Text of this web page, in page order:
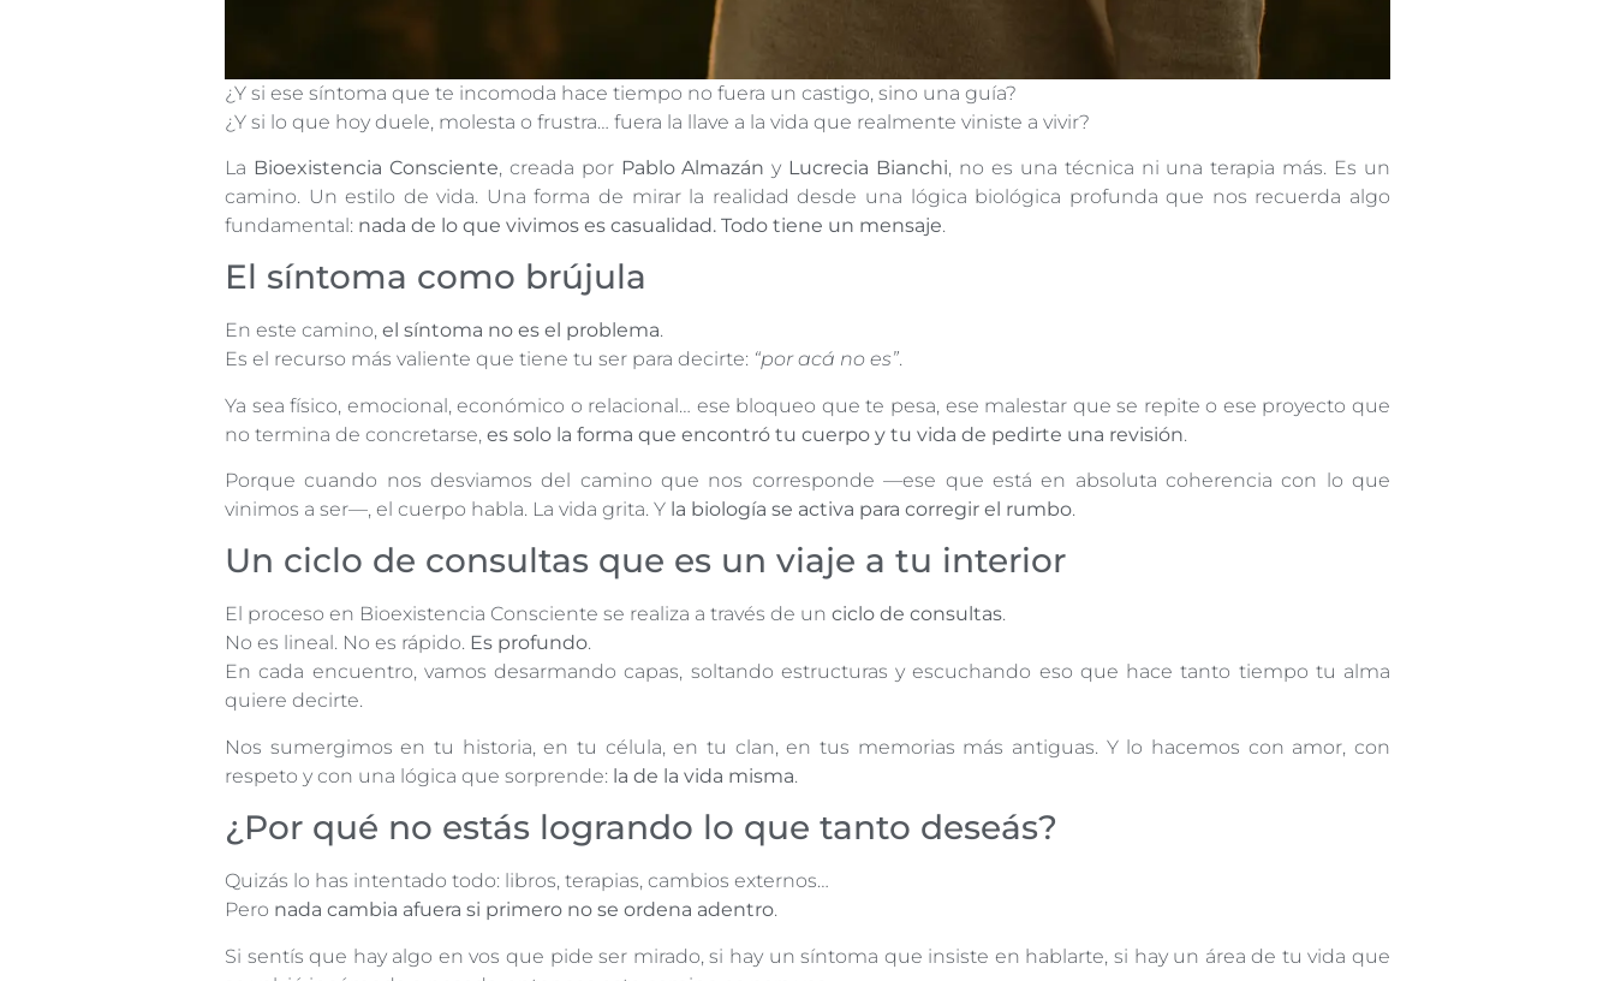
¿Y si ese síntoma que te incomoda hace tiempo no fuera un castigo, sino una guía?
¿Y si lo que hoy duele, molesta o frustra… fuera la llave a la vida que realmente viniste a vivir?
La Bioexistencia Consciente, creada por Pablo Almazán y Lucrecia Bianchi, no es una técnica ni una terapia más. Es un
camino. Un estilo de vida. Una forma de mirar la realidad desde una lógica biológica profunda que nos recuerda algo
fundamental: nada de lo que vivimos es casualidad. Todo tiene un mensaje.
El síntoma como brújula
En este camino, el síntoma no es el problema.
Es el recurso más valiente que tiene tu ser para decirte: “por acá no es”.
Ya sea físico, emocional, económico o relacional… ese bloqueo que te pesa, ese malestar que se repite o ese proyecto que
no termina de concretarse, es solo la forma que encontró tu cuerpo y tu vida de pedirte una revisión.
Porque cuando nos desviamos del camino que nos corresponde —ese que está en absoluta coherencia con lo que
vinimos a ser—, el cuerpo habla. La vida grita. Y la biología se activa para corregir el rumbo.
Un ciclo de consultas que es un viaje a tu interior
El proceso en Bioexistencia Consciente se realiza a través de un ciclo de consultas.
No es lineal. No es rápido. Es profundo.
En cada encuentro, vamos desarmando capas, soltando estructuras y escuchando eso que hace tanto tiempo tu alma
quiere decirte.
Nos sumergimos en tu historia, en tu célula, en tu clan, en tus memorias más antiguas. Y lo hacemos con amor, con
respeto y con una lógica que sorprende: la de la vida misma.
¿Por qué no estás logrando lo que tanto deseás?
Quizás lo has intentado todo: libros, terapias, cambios externos…
Pero nada cambia afuera si primero no se ordena adentro.
Si sentís que hay algo en vos que pide ser mirado, si hay un síntoma que insiste en hablarte, si hay un área de tu vida que